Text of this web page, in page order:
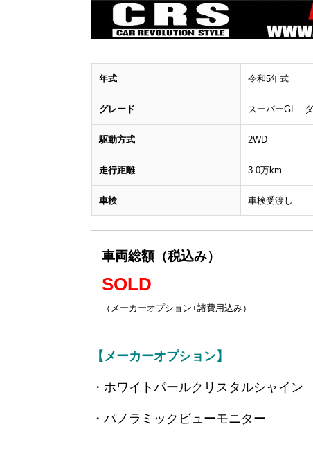
年式 令和5年式
グレード スーパーGL
駆動方式 2WD
走行距離 3.0万km
車検 車検受渡し
車両総額（税込み）
SOLD
（メーカーオプション+諸費用込み）
【メーカーオプション】
・ホワイトパールクリスタルシャイン
・パノラミックビューモニター